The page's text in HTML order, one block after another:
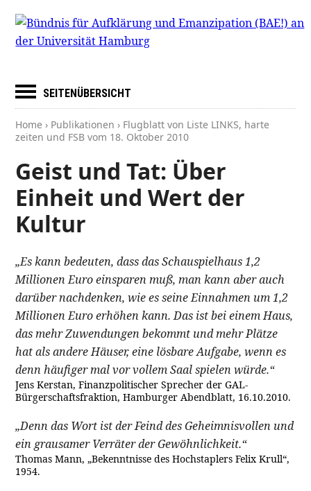
SEITENÜBERSICHT
Home › Publikationen › Flugblatt von Liste LINKS, harte
zeiten und FSB vom 18. Oktober 2010
Geist und Tat: Über
Einheit und Wert der
Kultur
„Es kann bedeuten, dass das Schauspielhaus 1,2
Millionen Euro einsparen muß, man kann aber auch
darüber nachdenken, wie es seine Einnahmen um 1,2
Millionen Euro erhöhen kann. Das ist bei einem Haus,
das mehr Zuwendungen bekommt und mehr Plätze
hat als andere Häuser, eine lösbare Aufgabe, wenn es
denn häufiger mal vor vollem Saal spielen würde.“
Jens Kerstan, Finanzpolitischer Sprecher der GAL-
Bürgerschaftsfraktion, Hamburger Abendblatt, 16.10.2010.
„Denn das Wort ist der Feind des Geheimnisvollen und
ein grausamer Verräter der Gewöhnlichkeit.“
Thomas Mann, „Bekenntnisse des Hochstaplers Felix Krull“,
1954.